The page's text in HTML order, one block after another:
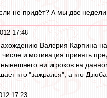
не придёт? А мы две недели
17:48
Валерия Карпина
и мотивация принять
нынешнего ни игроков на
кто "зажрался", а кто
17:23